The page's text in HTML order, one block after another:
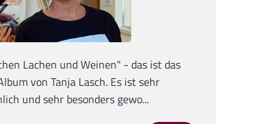
Lachen und Weinen" - das ist das
von Tanja Lasch. Es ist sehr
und sehr besonders gewo...